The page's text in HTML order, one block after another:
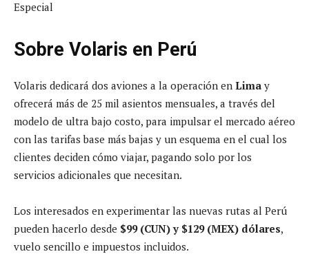
Especial
Sobre Volaris en Perú
Volaris dedicará dos aviones a la operación en Lima y
ofrecerá más de 25 mil asientos mensuales, a través del
modelo de ultra bajo costo, para impulsar el mercado aéreo
con las tarifas base más bajas y un esquema en el cual los
clientes deciden cómo viajar, pagando solo por los
servicios adicionales que necesitan.
Los interesados en experimentar las nuevas rutas al Perú
pueden hacerlo desde $99 (CUN) y $129 (MEX) dólares,
vuelo sencillo e impuestos incluidos.